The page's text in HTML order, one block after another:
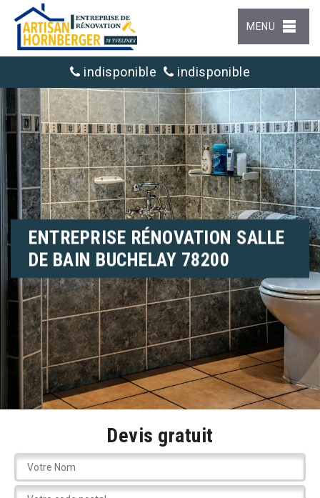
MENU
indisponible indisponible
ENTREPRISE RÉNOVATION SALLE
DE BAIN BUCHELAY 78200
Devis gratuit